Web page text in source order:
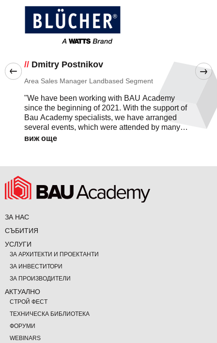
// Dmitry Postnikov
Area Sales Manager Landbased Segment
"We have been working with BAU Academy
since the beginning of 2021. With the support of
Bau Academy specialists, we have arranged
several events, which were attended by many
professionals in the field of design and
clients in Bulgaria shows extremely high
are grateful to our partner for the professional
support in the local market
виж още
ЗА НАС
СЪБИТИЯ
УСЛУГИ
ЗА АРХИТЕКТИ И ПРОЕКТАНТИ
ЗА ИНВЕСТИТОРИ
ЗА ПРОИЗВОДИТЕЛИ
АКТУАЛНО
СТРОЙ ФЕСТ
ТЕХНИЧЕСКА БИБЛИОТЕКА
ФОРУМИ
WEBINARS